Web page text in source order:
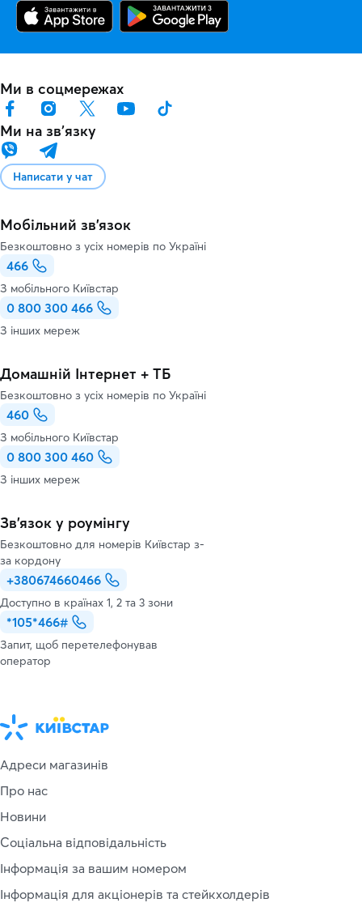
Ми в соцмережах
Ми на звʼязку
Написати у чат
Мобільний зв'язок
Безкоштовно з усіх номерів по Україні
466
З мобільного Київстар
0 800 300 466
З інших мереж
Домашній Інтернет + ТБ
Безкоштовно з усіх номерів по Україні
460
З мобільного Київстар
0 800 300 460
З інших мереж
Зв’язок у роумінгу
Безкоштовно для номерів Київстар з-
за кордону
+380674660466
Доступно в країнах 1, 2 та 3 зони
*105*466#
Запит, щоб перетелефонував
оператор
Адреси магазинів
Про нас
Новини
Соціальна відповідальність
Інформація за вашим номером
Інформація для акціонерів та стейкхолдерів